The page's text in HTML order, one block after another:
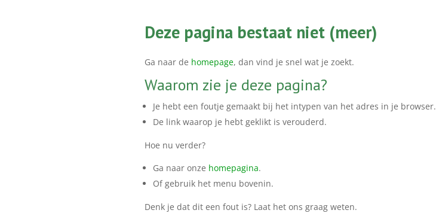
Deze pagina bestaat niet (meer)
Ga naar de homepage, dan vind je snel wat je zoekt.
Waarom zie je deze pagina?
Je hebt een foutje gemaakt bij het intypen van het adres in je browser.
De link waarop je hebt geklikt is verouderd.
Hoe nu verder?
Ga naar onze homepagina.
Of gebruik het menu bovenin.
Denk je dat dit een fout is? Laat het ons graag weten.